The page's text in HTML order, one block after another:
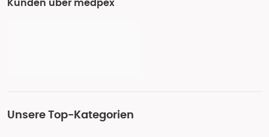
Kunden über medpex
Unsere Top-Kategorien